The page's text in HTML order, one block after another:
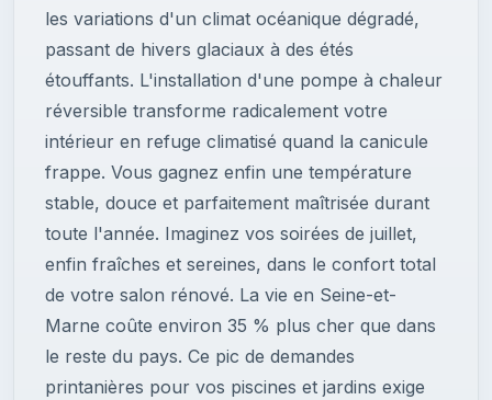
les variations d'un climat océanique dégradé,
passant de hivers glaciaux à des étés
étouffants. L'installation d'une pompe à chaleur
réversible transforme radicalement votre
intérieur en refuge climatisé quand la canicule
frappe. Vous gagnez enfin une température
stable, douce et parfaitement maîtrisée durant
toute l'année. Imaginez vos soirées de juillet,
enfin fraîches et sereines, dans le confort total
de votre salon rénové. La vie en Seine-et-
Marne coûte environ 35 % plus cher que dans
le reste du pays. Ce pic de demandes
printanières pour vos piscines et jardins exige